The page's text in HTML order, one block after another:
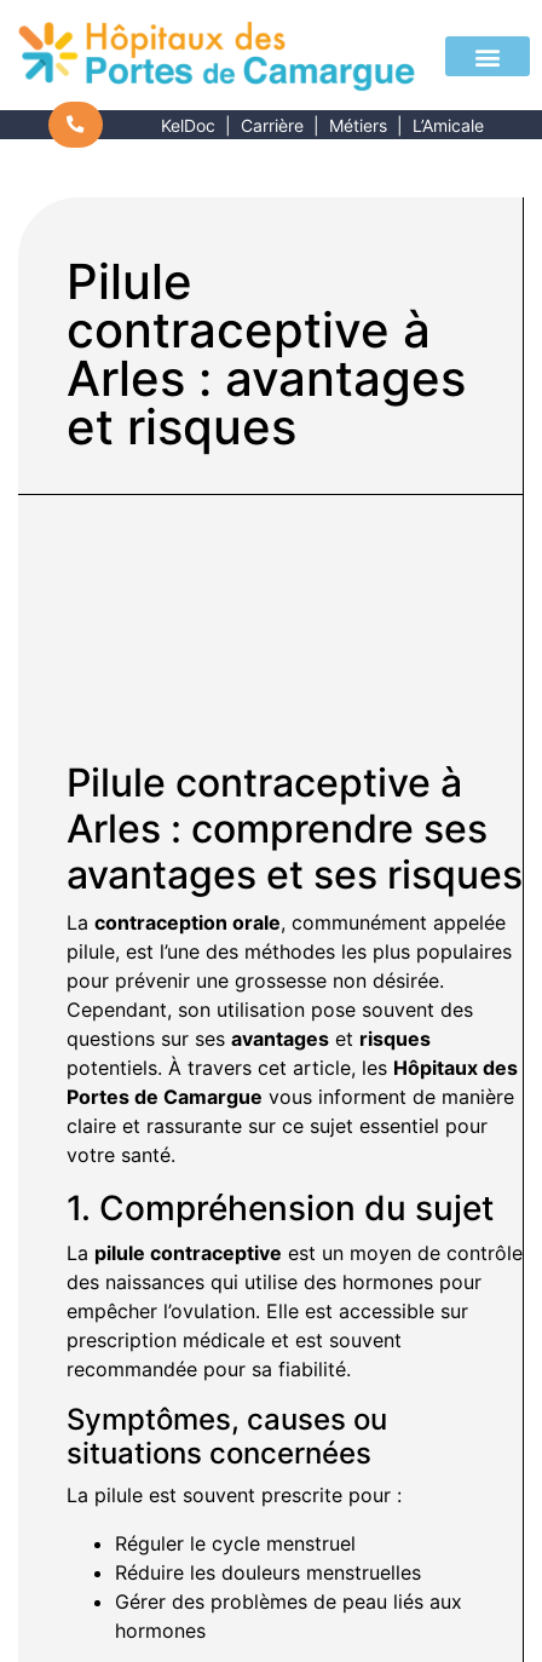
KelDoc Carrière Métiers L’Amicale
Pilule
contraceptive à
Arles : avantages
et risques
Pilule contraceptive à
Arles : comprendre ses
avantages et ses risques
La contraception orale, communément appelée
pilule, est l’une des méthodes les plus populaires
pour prévenir une grossesse non désirée.
Cependant, son utilisation pose souvent des
questions sur ses avantages et risques
potentiels. À travers cet article, les Hôpitaux des
Portes de Camargue vous informent de manière
claire et rassurante sur ce sujet essentiel pour
votre santé.
1. Compréhension du sujet
La pilule contraceptive est un moyen de contrôle
des naissances qui utilise des hormones pour
empêcher l’ovulation. Elle est accessible sur
prescription médicale et est souvent
recommandée pour sa fiabilité.
Symptômes, causes ou
situations concernées
La pilule est souvent prescrite pour :
Réguler le cycle menstruel
Réduire les douleurs menstruelles
Gérer des problèmes de peau liés aux
hormones